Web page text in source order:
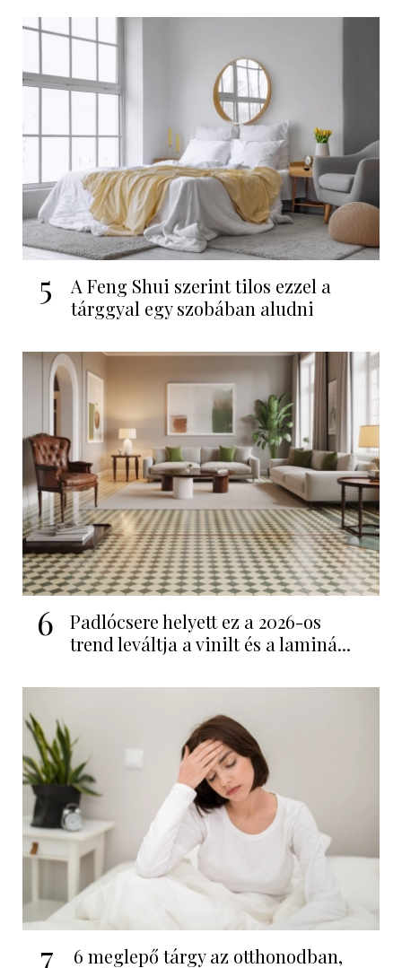
5
A Feng Shui szerint tilos ezzel a
tárggyal egy szobában aludni
6
Padlócsere helyett ez a 2026-os
trend leváltja a vinilt és a laminá...
7
6 meglepő tárgy az otthonodban,